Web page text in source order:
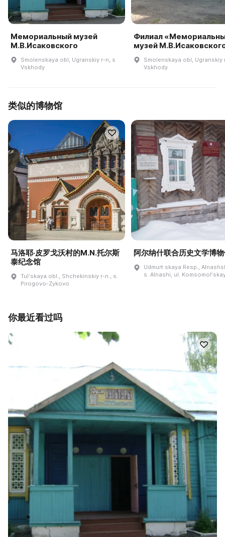
Мемориальный музей
М.В.Исаковского
Smolenskaya obl, Ugranskiy r-n, s
Vskhody
Филиал
музей
Smolenskaya obl, Ugranskiy
Vskhody
类似的博物馆
马洛耶·皮罗戈沃村的M.N.托尔斯
泰纪念馆
Tulʹskaya obl., Shchekinskiy r-n., s.
Pirogovo-Zykovo
阿尔纳什联合历史文学博
Udmurt·skaya Resp.,
s. Alnashi, ul.
你最近看过吗